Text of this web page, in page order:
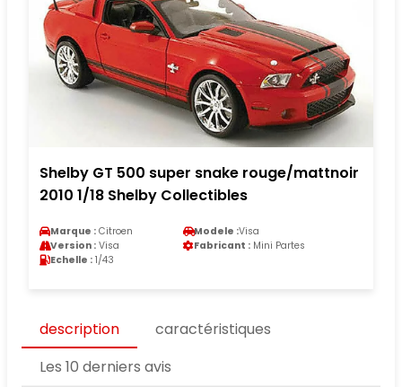
Shelby GT 500 super snake rouge/mattnoir
2010 1/18 Shelby Collectibles
Marque : Citroen Modele :Visa
Version : Visa Fabricant : Mini Partes
Echelle : 1/43
description
caractéristiques
Les 10 derniers avis